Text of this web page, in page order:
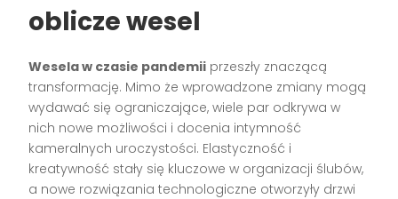
oblicze wesel
Wesela w czasie pandemii przeszły znaczącą
transformację. Mimo że wprowadzone zmiany mogą
wydawać się ograniczające, wiele par odkrywa w
nich nowe możliwości i docenia intymność
kameralnych uroczystości. Elastyczność i
kreatywność stały się kluczowe w organizacji ślubów,
a nowe rozwiązania technologiczne otworzyły drzwi